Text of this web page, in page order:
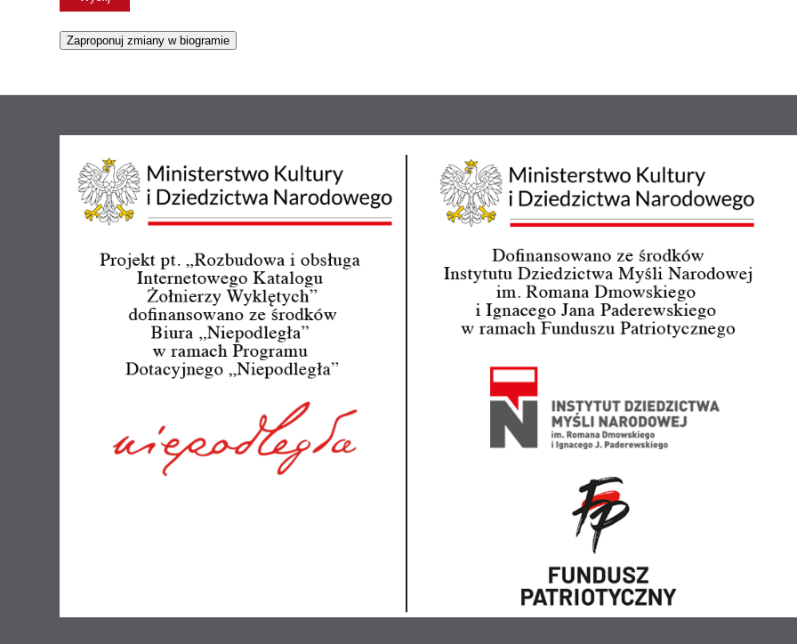
Zaproponuj zmiany w biogramie